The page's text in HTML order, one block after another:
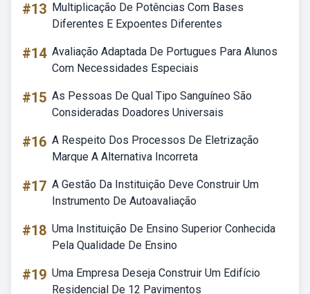
#13 Multiplicação De Potências Com Bases
Diferentes E Expoentes Diferentes
#14 Avaliação Adaptada De Portugues Para Alunos
Com Necessidades Especiais
#15 As Pessoas De Qual Tipo Sanguíneo São
Consideradas Doadores Universais
#16 A Respeito Dos Processos De Eletrização
Marque A Alternativa Incorreta
#17 A Gestão Da Instituição Deve Construir Um
Instrumento De Autoavaliação
#18 Uma Instituição De Ensino Superior Conhecida
Pela Qualidade De Ensino
#19 Uma Empresa Deseja Construir Um Edifício
Residencial De 12 Pavimentos